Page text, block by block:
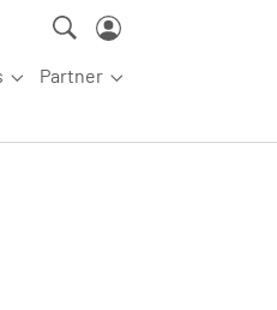
"Angebot"
Submenu for "Über uns"
Partner
Submenu for